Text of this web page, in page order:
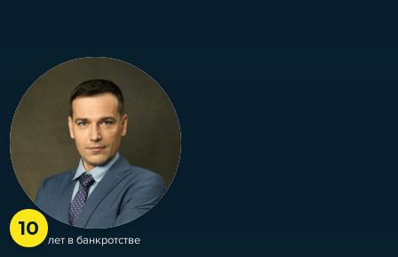
10
лет в банкротстве